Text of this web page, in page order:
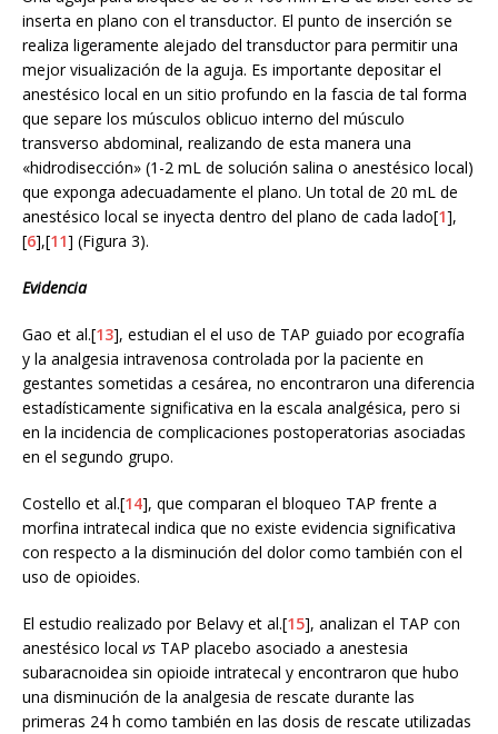
inserta en plano con el transductor. El punto de inserción se
realiza ligeramente alejado del transductor para permitir una
mejor visualización de la aguja. Es importante depositar el
anestésico local en un sitio profundo en la fascia de tal forma
que separe los músculos oblicuo interno del músculo
transverso abdominal, realizando de esta manera una
«hidrodisección» (1-2 mL de solución salina o anestésico local)
que exponga adecuadamente el plano. Un total de 20 mL de
anestésico local se inyecta dentro del plano de cada lado[1],
[6],[11] (Figura 3).
Evidencia
Gao et al.[13], estudian el el uso de TAP guiado por ecografía
y la analgesia intravenosa controlada por la paciente en
gestantes sometidas a cesárea, no encontraron una diferencia
estadísticamente significativa en la escala analgésica, pero si
en la incidencia de complicaciones postoperatorias asociadas
en el segundo grupo.
Costello et al.[14], que comparan el bloqueo TAP frente a
morfina intratecal indica que no existe evidencia significativa
con respecto a la disminución del dolor como también con el
uso de opioides.
El estudio realizado por Belavy et al.[15], analizan el TAP con
anestésico local vs TAP placebo asociado a anestesia
subaracnoidea sin opioide intratecal y encontraron que hubo
una disminución de la analgesia de rescate durante las
primeras 24 h como también en las dosis de rescate utilizadas